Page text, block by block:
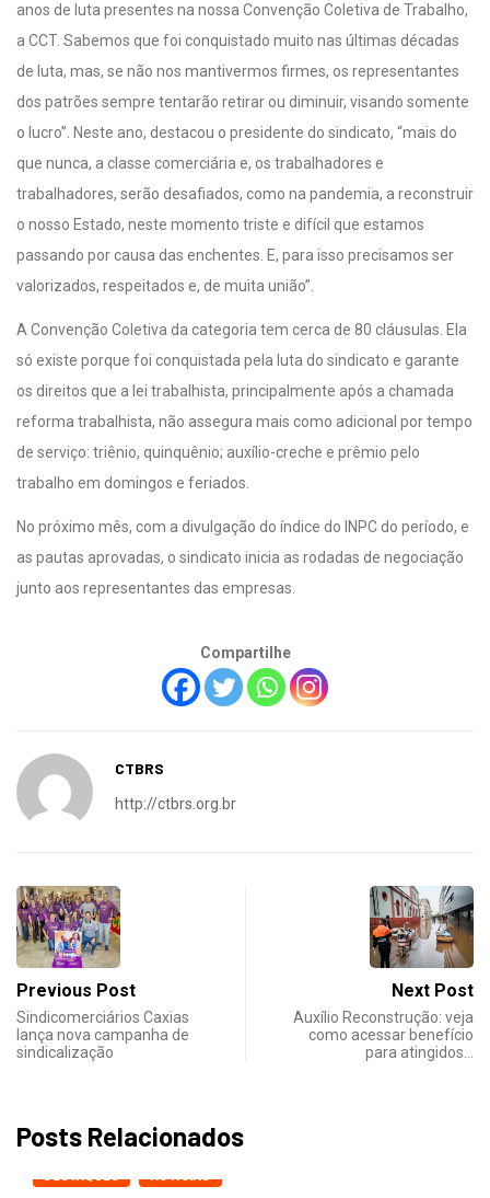
anos de luta presentes na nossa Convenção Coletiva de Trabalho,
a CCT. Sabemos que foi conquistado muito nas últimas décadas
de luta, mas, se não nos mantivermos firmes, os representantes
dos patrões sempre tentarão retirar ou diminuir, visando somente
o lucro”. Neste ano, destacou o presidente do sindicato, “mais do
que nunca, a classe comerciária e, os trabalhadores e
trabalhadores, serão desafiados, como na pandemia, a reconstruir
o nosso Estado, neste momento triste e difícil que estamos
passando por causa das enchentes. E, para isso precisamos ser
valorizados, respeitados e, de muita união”.
A Convenção Coletiva da categoria tem cerca de 80 cláusulas. Ela
só existe porque foi conquistada pela luta do sindicato e garante
os direitos que a lei trabalhista, principalmente após a chamada
reforma trabalhista, não assegura mais como adicional por tempo
de serviço: triênio, quinquênio; auxílio-creche e prêmio pelo
trabalho em domingos e feriados.
No próximo mês, com a divulgação do índice do INPC do período, e
as pautas aprovadas, o sindicato inicia as rodadas de negociação
junto aos representantes das empresas.
Compartilhe
CTBRS
http://ctbrs.org.br
Previous Post
Sindicomerciários Caxias
lança nova campanha de
sindicalização
Next Post
Auxílio Reconstrução: veja
como acessar benefício
para atingidos…
Posts Relacionados
DESTAQUES NOTICIAS